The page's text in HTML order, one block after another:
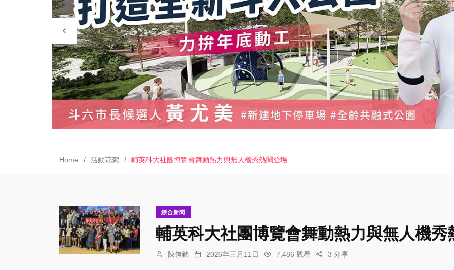
Home 活動花絮 輔英科大社團博覽會舞動熱力與無人機秀熱鬧登場
綜合新聞
輔英科大社團博覽會舞動熱力與無人機秀
陳信銘 2026年三月11日 7,486 觀看 3 分享